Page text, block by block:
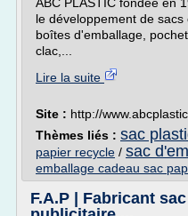
le développement de sacs
boîtes d'emballage,
clac,...
Lire la suite
Site : http://
Thèmes liés : sac
papier recycle / sac
emballage cadeau sac
F.A.P | Fabricant